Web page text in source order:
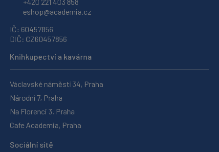
eshop@academia.cz
IČ: 60457856
DIČ: CZ60457856
Knihkupectví a kavárna
Václavské náměstí 34, Praha
Národní 7, Praha
Na Florenci 3, Praha
Cafe Academia, Praha
Sociální sítě